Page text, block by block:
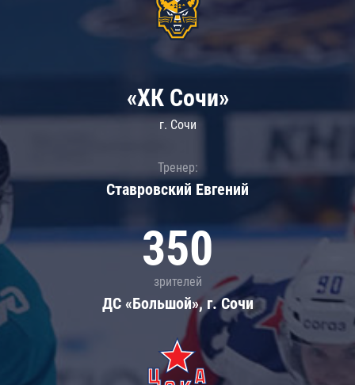
«ХК Сочи»
г. Сочи
Тренер:
Ставровский Евгений
350
зрителей
ДС «Большой», г. Сочи